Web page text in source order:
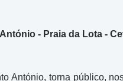
- Praia da Lota -
António, torna público,